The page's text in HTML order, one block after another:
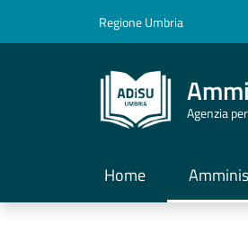
Regione Umbria
Agenzia
Home